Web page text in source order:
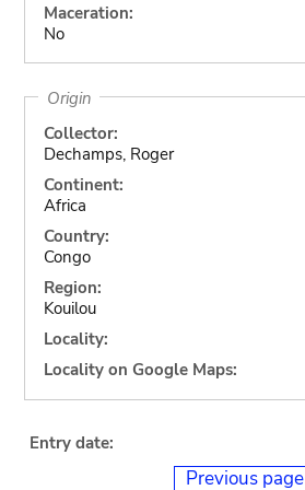
Maceration:
No
Origin
Collector:
Dechamps, Roger
Continent:
Africa
Country:
Congo
Region:
Kouilou
Locality:
Locality on Google Maps:
Entry date:
Previous page